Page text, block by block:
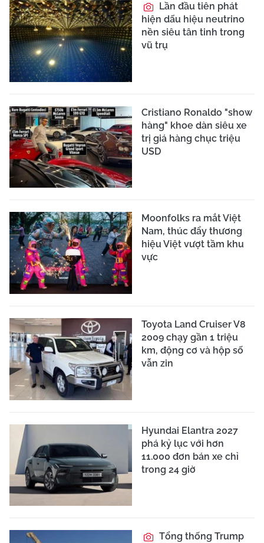
Lần đầu tiên phát
hiện dấu hiệu neutrino
nền siêu tân tinh trong
vũ trụ
Cristiano Ronaldo "show
hàng" khoe dàn siêu xe
trị giá hàng chục triệu
USD
Moonfolks ra mắt Việt
Nam, thúc đẩy thương
hiệu Việt vượt tầm khu
vực
Toyota Land Cruiser V8
2009 chạy gần 1 triệu
km, động cơ và hộp số
vẫn zin
Hyundai Elantra 2027
phá kỷ lục với hơn
11.000 đơn bán xe chỉ
trong 24 giờ
Tổng thống Trump